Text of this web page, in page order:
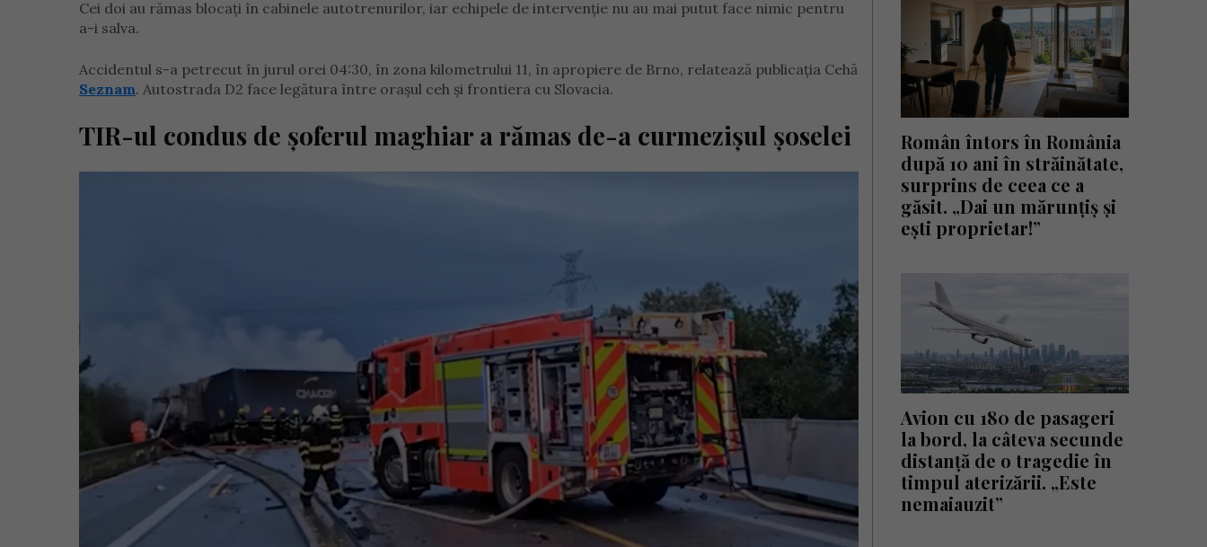
Cei doi au rămas blocați în cabinele autotrenurilor, iar echipele de intervenție nu au mai putut face nimic pentru
a-i salva.
Accidentul s-a petrecut în jurul orei 04:30, în zona kilometrului 11, în apropiere de Brno, relatează publicația Cehă
Seznam. Autostrada D2 face legătura între orașul ceh și frontiera cu Slovacia.
TIR-ul condus de șoferul maghiar a rămas de-a curmezișul șoselei
Român întors în România
după 10 ani în străinătate,
surprins de ceea ce a
găsit. „Dai un mărunțiș și
ești proprietar!”
Avion cu 180 de pasageri
la bord, la câteva secunde
distanță de o tragedie în
timpul aterizării. „Este
nemaiauzit”